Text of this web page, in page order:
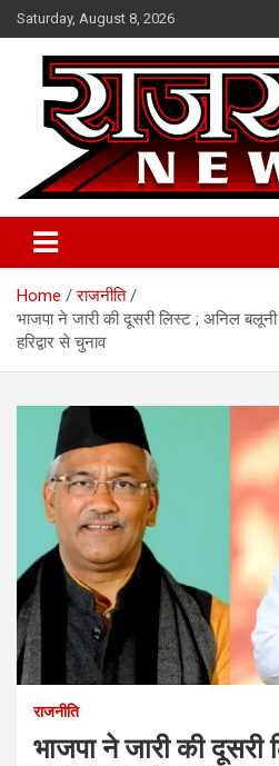
Skip
to
content
Saturday, August 8, 2026
Raj Satta News
Home
राजनीति
भाजपा ने जारी की दूसरी लिस्ट ; अनिल बलूनी
हरिद्वार से चुनाव
राजनीति
भाजपा ने जारी की